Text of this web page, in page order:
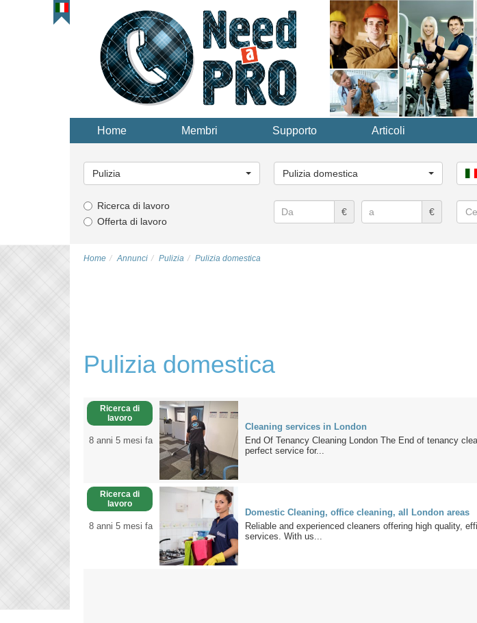
Home Membri Supporto Articoli
principale...
Pulizia
principale...
Pulizia domestica
Ricerca di lavoro
Offerta di lavoro
€ € Cerca
Home Annunci Pulizia Pulizia domestica
Pulizia domestica
Ricerca di
lavoro
8 anni 5 mesi fa
Cleaning services in London
End Of Tenancy Cleaning London The End of tenancy
perfect service for...
Ricerca di
lavoro
8 anni 5 mesi fa
Domestic Cleaning, office cleaning, all London areas
Reliable and experienced cleaners offering high quality,
services. With us...